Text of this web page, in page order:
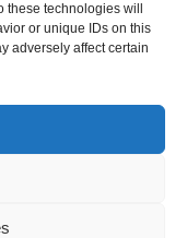
technologies will
or unique IDs on this
adversely affect certain
Reconeixement-
de Krea Komunaĵo